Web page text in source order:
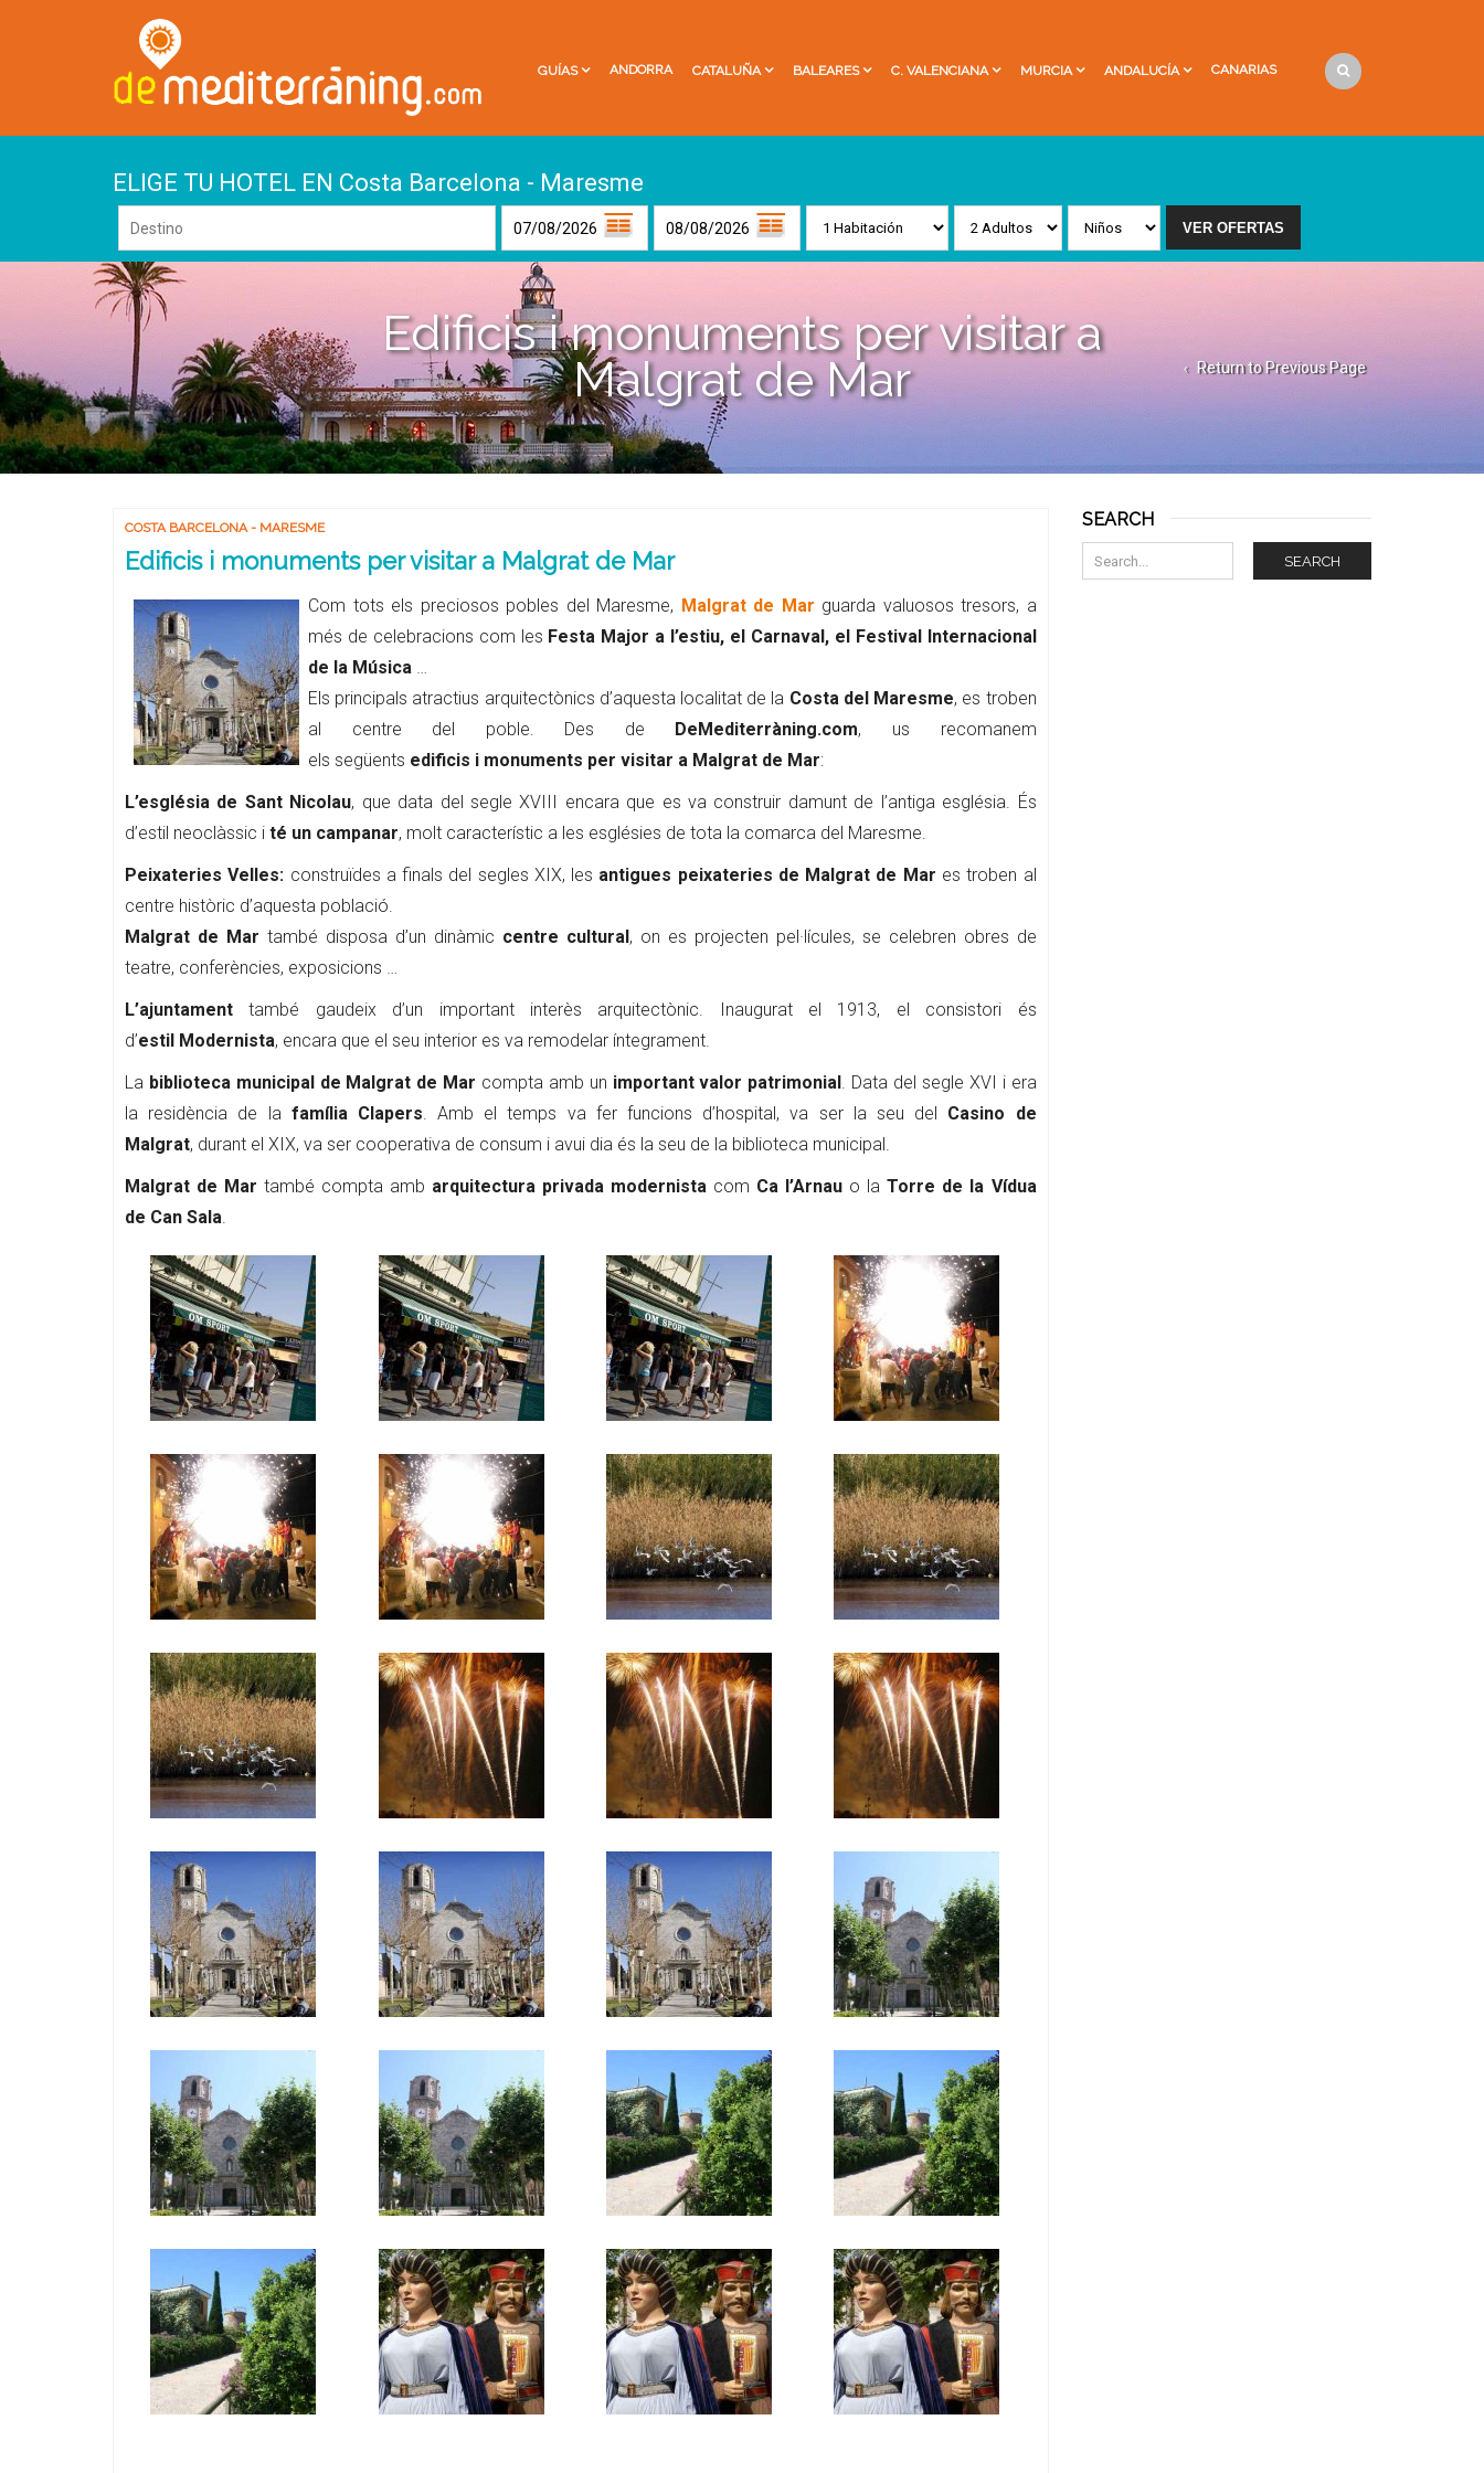
GUÍAS ANDORRA CATALUÑA BALEARES C. VALENCIANA MURCIA ANDALUCÍA CANARIAS
ELIGE TU HOTEL EN Costa Barcelona - Maresme
Edificis i monuments per visitar a
Malgrat de Mar
Return to Previous Page
COSTA BARCELONA - MARESME
Edificis i monuments per visitar a Malgrat de Mar
Com tots els preciosos pobles del Maresme, Malgrat de Mar guarda valuosos tresors, a
més de celebracions com les Festa Major a l’estiu, el Carnaval, el Festival Internacional
de la Música …
Els principals atractius arquitectònics d’aquesta localitat de la Costa del Maresme, es troben
al centre del poble. Des de DeMediterràning.com, us recomanem
els següents edificis i monuments per visitar a Malgrat de Mar:
L’església de Sant Nicolau, que data del segle XVIII encara que es va construir damunt de l’antiga església. És
d’estil neoclàssic i té un campanar, molt característic a les esglésies de tota la comarca del Maresme.
Peixateries Velles: construïdes a finals del segles XIX, les antigues peixateries de Malgrat de Mar es troben al
centre històric d’aquesta població.
Malgrat de Mar també disposa d’un dinàmic centre cultural, on es projecten pel·lícules, se celebren obres de
teatre, conferències, exposicions …
L’ajuntament també gaudeix d’un important interès arquitectònic. Inaugurat el 1913, el consistori és
d’estil Modernista, encara que el seu interior es va remodelar íntegrament.
La biblioteca municipal de Malgrat de Mar compta amb un important valor patrimonial. Data del segle XVI i era
la residència de la família Clapers. Amb el temps va fer funcions d’hospital, va ser la seu del Casino de
Malgrat, durant el XIX, va ser cooperativa de consum i avui dia és la seu de la biblioteca municipal.
Malgrat de Martambé compta amb arquitectura privada modernista com Ca l’Arnau o laTorre de la Vídua
de Can Sala.
SEARCH
SEARCH